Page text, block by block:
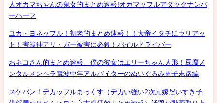
人オカマちゃんの鬼女的まとめ速報!オカマッフルアタックナンバ
ーハーフ
ユカ・ヨネッフル！初老的まとめ速報！！大帝イタチにラリアッ
ト！害獣神アリ・ガー被害に必殺！パイルドライバー
おネコさん的まとめ速報 僕の彼女はエリーちゃん人形！豆腐メ
ンタルメンヘラ電波中年アルバイターのぬいぐるみ男子末路編
スケバン！デカッフルまっくす（デカい強い2次元嫁だいすき子